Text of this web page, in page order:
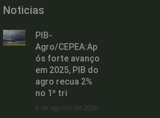
Noticias
PIB-
Agro/CEPEA:Ap
ós forte avanço
em 2025, PIB do
agro recua 2%
no 1º tri
6 de agosto de 2026